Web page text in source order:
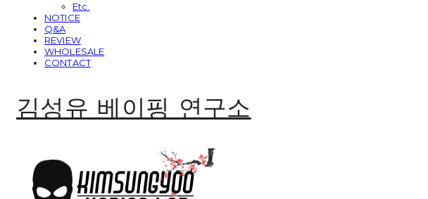
Etc.
NOTICE
Q&A
REVIEW
WHOLESALE
CONTACT
김성유 베이핑 연구소